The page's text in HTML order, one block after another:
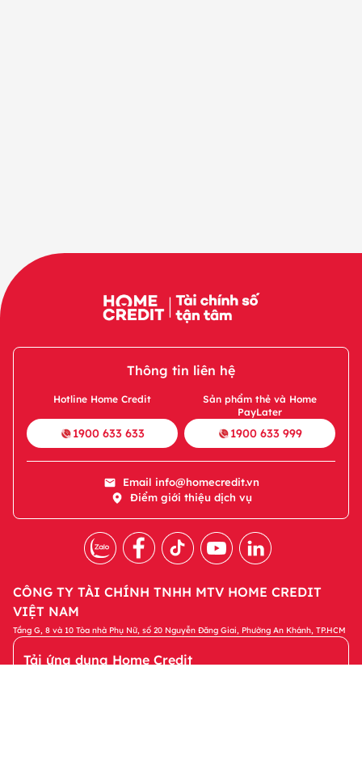
Thông tin liên hệ
Hotline Home Credit
1900 633 633
Sản phẩm thẻ và Home
PayLater
1900 633 999
Email info@homecredit.vn
Điểm giới thiệu dịch vụ
CÔNG TY TÀI CHÍNH TNHH MTV HOME CREDIT
VIỆT NAM
Tầng G, 8 và 10 Tòa nhà Phụ Nữ, số 20 Nguyễn Đăng Giai, Phường An Khánh, TP.HCM
Tải ứng dụng Home Credit